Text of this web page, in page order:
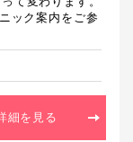
ック案内をご参
細を見る